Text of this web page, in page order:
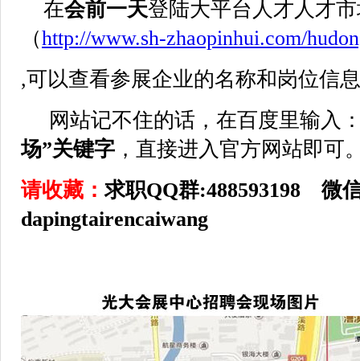
在会前一天登陆大平台人才人才
（http://www.sh-zhaopinhui.com/
,可以查看参展企业的名称和岗位信
网站记不住的话，在百度里输入
场”关键字 ，直接进入官方网站即可
请收藏：求职QQ群:488593198 微
dapingtairencaiwang